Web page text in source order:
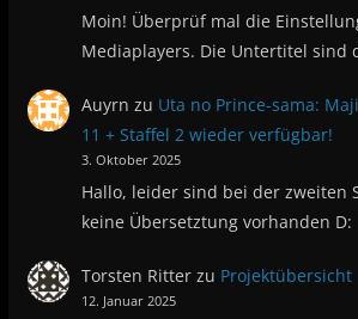
Moin! Überprüf mal die
Mediaplayers. Die Untertitel sind
Auyrn zu Uta no Prince-sama:
11 + Staffel 2 wieder verfügbar!
3. Oktober 2025
Hallo, leider sind bei der zweiten
keine Übersetztung vorhanden D:
Torsten Ritter zu Projektübersicht
12. Januar 2025